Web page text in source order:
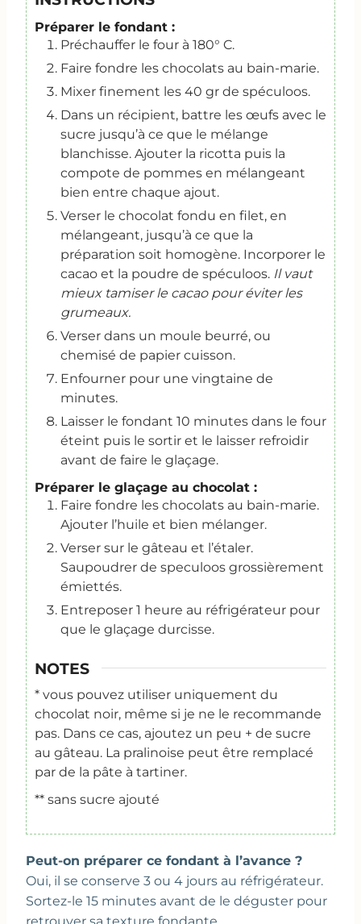
Préparer le fondant :
Préchauffer le four à 180° C.
Faire fondre les chocolats au bain-marie.
Mixer finement les 40 gr de spéculoos.
Dans un récipient, battre les œufs avec le
sucre jusqu’à ce que le mélange
blanchisse. Ajouter la ricotta puis la
compote de pommes en mélangeant
bien entre chaque ajout.
Verser le chocolat fondu en filet, en
mélangeant, jusqu’à ce que la
préparation soit homogène. Incorporer le
cacao et la poudre de spéculoos. Il vaut
mieux tamiser le cacao pour éviter les
grumeaux.
Verser dans un moule beurré, ou
chemisé de papier cuisson.
Enfourner pour une vingtaine de
minutes.
Laisser le fondant 10 minutes dans le four
éteint puis le sortir et le laisser refroidir
avant de faire le glaçage.
Préparer le glaçage au chocolat :
Faire fondre les chocolats au bain-marie.
Ajouter l’huile et bien mélanger.
Verser sur le gâteau et l’étaler.
Saupoudrer de speculoos grossièrement
émiettés.
Entreposer 1 heure au réfrigérateur pour
que le glaçage durcisse.
NOTES
* vous pouvez utiliser uniquement du
chocolat noir, même si je ne le recommande
pas. Dans ce cas, ajoutez un peu + de sucre
au gâteau. La pralinoise peut être remplacé
par de la pâte à tartiner.
** sans sucre ajouté
Peut-on préparer ce fondant à l’avance ?
Oui, il se conserve 3 ou 4 jours au réfrigérateur.
Sortez-le 15 minutes avant de le déguster pour